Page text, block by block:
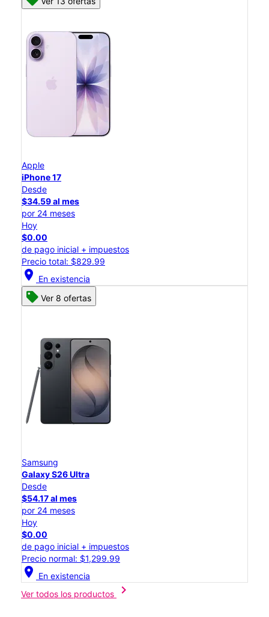
Apple
iPhone 17
Desde
$34.59 al mes
por 24 meses
Hoy
$0.00
de pago inicial + impuestos
Precio total: $829.99
location_on En existencia
Ver 8 ofertas
Samsung
Galaxy S26 Ultra
Desde
$54.17 al mes
por 24 meses
Hoy
$0.00
de pago inicial + impuestos
Precio normal: $1,299.99
location_on En existencia
Ver todos los productos
chevron_right